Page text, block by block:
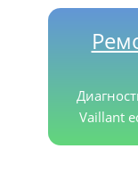
Vaillant